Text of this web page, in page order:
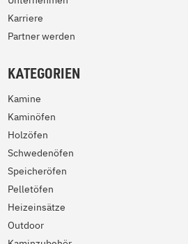
Karriere
Partner werden
KATEGORIEN
Kamine
Kaminöfen
Holzöfen
Schwedenöfen
Speicheröfen
Pelletöfen
Heizeinsätze
Outdoor